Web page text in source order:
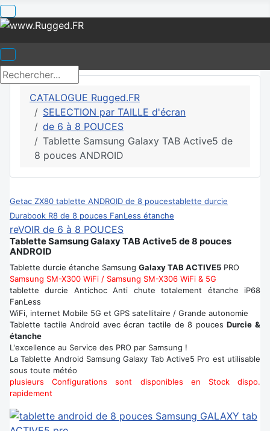
CATALOGUE Rugged.FR
SELECTION par TAILLE d'écran
de 6 à 8 POUCES
Tablette Samsung Galaxy TAB Active5 de
8 pouces ANDROID
Getac ZX80 tablette ANDROID de 8 poucestablette durcie
Durabook R8 de 8 pouces FanLess étanche
reVOIR de 6 à 8 POUCES
Tablette Samsung Galaxy TAB Active5 de 8 pouces
ANDROID
Tablette durcie étanche Samsung Galaxy TAB ACTIVE5 PRO
Samsung SM-X300 WiFi / Samsung SM-X306 WiFi & 5G
tablette durcie Antichoc Anti chute totalement étanche iP68
FanLess
WiFi, internet Mobile 5G et GPS satellitaire / Grande autonomie
Tablette tactile Android avec écran tactile de 8 poucesDurcie &
étanche
L'excellence au Service des PRO par Samsung !
La Tablette Android Samsung Galaxy Tab Active5 Pro est utilisable
sous toute météo
plusieurs Configurations sont disponibles en Stock dispo.
rapidement